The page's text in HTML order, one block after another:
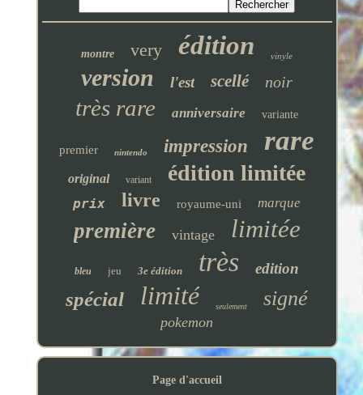
montre very édition vinyle
version l'est scellé noir
très rare anniversaire variante
premier nintendo impression rare
original variant édition limitée
prix livre royaume-uni marque
première vintage limitée
bleu jeu 3e édition très edition
spécial limité seulement signé
pokemon
Page d'accueil